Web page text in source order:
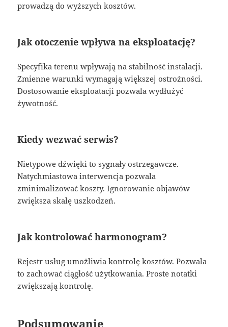
prowadzą do wyższych kosztów.
Jak otoczenie wpływa na eksploatację?
Specyfika terenu wpływają na stabilność instalacji.
Zmienne warunki wymagają większej ostrożności.
Dostosowanie eksploatacji pozwala wydłużyć
żywotność.
Kiedy wezwać serwis?
Nietypowe dźwięki to sygnały ostrzegawcze.
Natychmiastowa interwencja pozwala
zminimalizować koszty. Ignorowanie objawów
zwiększa skalę uszkodzeń.
Jak kontrolować harmonogram?
Rejestr usług umożliwia kontrolę kosztów. Pozwala
to zachować ciągłość użytkowania. Proste notatki
zwiększają kontrolę.
Podsumowanie